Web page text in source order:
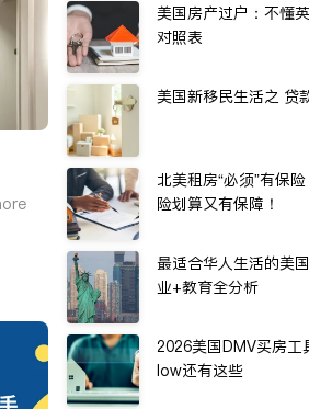
美国房产过户：不懂
对照表
美国新移民生活之 贷
北美租房“必须”有保
险划算又有保障！
最适合华人生活的美
业+教育全分析
2026美国DMV买房工
low还有这些